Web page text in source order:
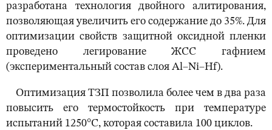
разработана технология двойного алитирования,
позволяющая увеличить его содержание до 35%. Для
оптимизации свойств защитной оксидной пленки
проведено легирование ЖСС гафнием
(экспериментальный состав слоя Al–Ni–Hf).
Оптимизация ТЗП позволила более чем в два раза
повысить его термостойкость при температуре
испытаний 1250°С, которая составила 100 циклов.